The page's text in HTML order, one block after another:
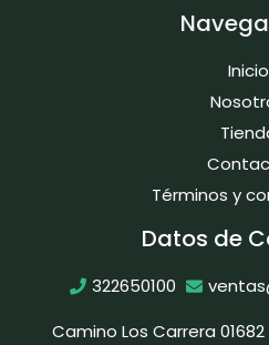
Inicio
Términos y
Datos de
322650100
Camino Los Carrera